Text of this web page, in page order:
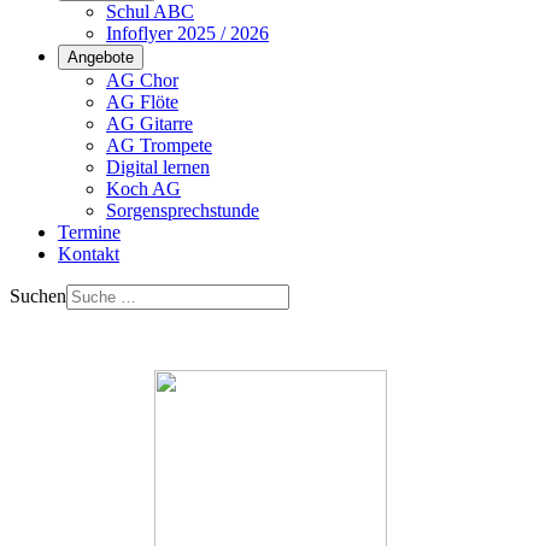
Schul ABC
Infoflyer 2025 / 2026
Angebote
AG Chor
AG Flöte
AG Gitarre
AG Trompete
Digital lernen
Koch AG
Sorgensprechstunde
Termine
Kontakt
Suchen